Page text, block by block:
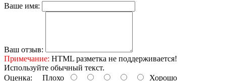
Ваше имя:
Ваш отзыв:
Примечание: HTML разметка не поддерживается!
Используйте обычный текст.
Оценка: Плохо Хорошо